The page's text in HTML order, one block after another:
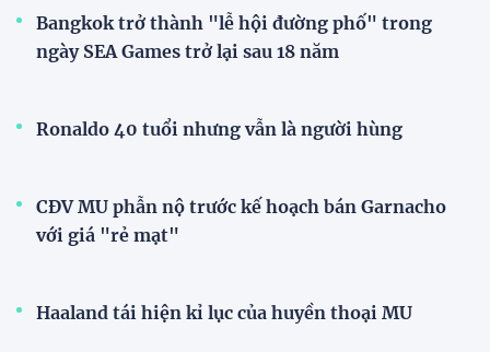
Bangkok trở thành "lễ hội đường phố" trong
ngày SEA Games trở lại sau 18 năm
Ronaldo 40 tuổi nhưng vẫn là người hùng
CĐV MU phẫn nộ trước kế hoạch bán Garnacho
với giá "rẻ mạt"
Haaland tái hiện kỉ lục của huyền thoại MU